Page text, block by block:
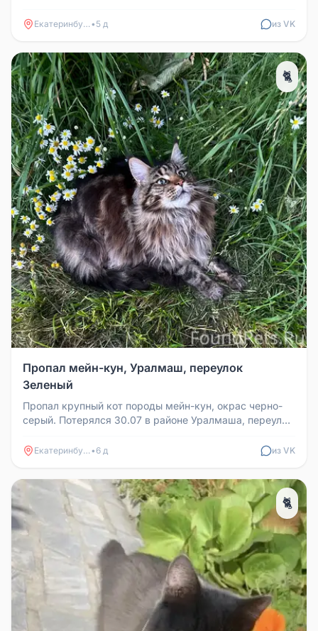
Екатеринбург • 5 д из VK
🐈
Пропал мейн-кун, Уралмаш, переулок
Зеленый
Пропал крупный кот породы мейн-кун, окрас черно-
серый. Потерялся 30.07 в районе Уралмаша, переулок
Екатеринбург •6 д из VK
🐈